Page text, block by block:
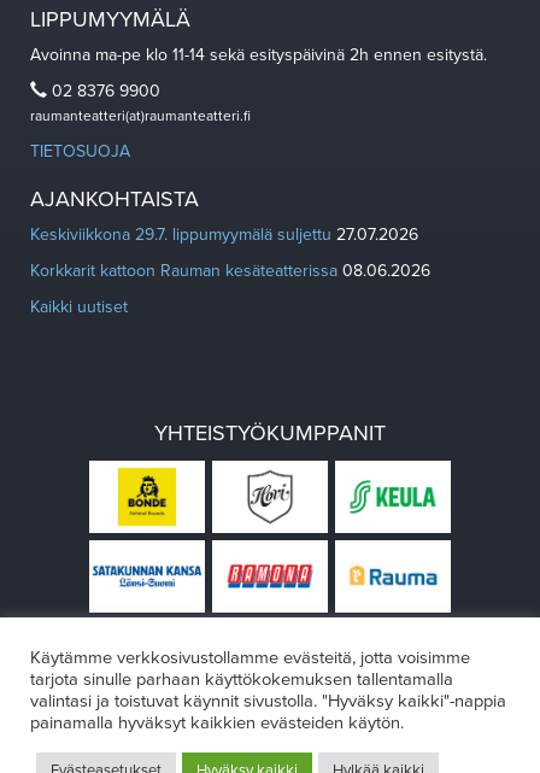
LIPPUMYYMÄLÄ
Avoinna ma-pe klo 11-14 sekä esityspäivinä 2h ennen esitystä.
02 8376 9900
raumanteatteri(at)raumanteatteri.fi
TIETOSUOJA
AJANKOHTAISTA
Keskiviikkona 29.7. lippumyymälä suljettu 27.07.2026
Korkkarit kattoon Rauman kesäteatterissa 08.06.2026
Kaikki uutiset
YHTEISTYÖKUMPPANIT
Käytämme verkkosivustollamme evästeitä, jotta voisimme
tarjota sinulle parhaan käyttökokemuksen tallentamalla
valintasi ja toistuvat käynnit sivustolla. "Hyväksy kaikki"-nappia
painamalla hyväksyt kaikkien evästeiden käytön.